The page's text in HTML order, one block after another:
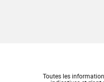
Toutes les